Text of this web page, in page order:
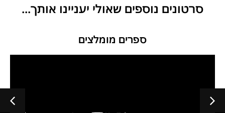
סרטונים נוספים שאולי יעניינו אותך...
ספרים מומלצים